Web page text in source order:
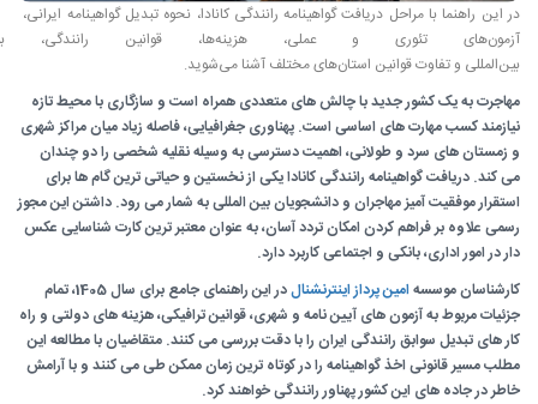
در این راهنما با مراحل دریافت گواهینامه رانندگی کانادا، نحوه تبدیل گواهینامه ایرانی،
آزمون‌های تئوری و عملی، هزینه‌ها،
بین‌المللی و تفاوت قوانین استان‌های مختلف آشنا می‌شوید.
مهاجرت به یک کشور جدید با چالش های متعددی همراه است و سازگاری با محیط تازه
نیازمند کسب مهارت های اساسی است. پهناوری جغرافیایی، فاصله زیاد میان مراکز شهری
و زمستان های سرد و طولانی، اهمیت دسترسی به وسیله نقلیه شخصی را دو چندان
می کند. دریافت گواهینامه رانندگی کانادا یکی از نخستین و حیاتی ترین گام ها برای
استقرار موفقیت آمیز مهاجران و دانشجویان بین المللی به شمار می رود. داشتن این مجوز
رسمی علاوه بر فراهم کردن امکان تردد آسان، به عنوان معتبر ترین کارت شناسایی عکس
دار در امور اداری، بانکی و اجتماعی کاربرد دارد.
کارشناسان موسسه امین پرداز اینترنشنال
در این راهنمای جامع برای سال 1405، تمام
جزئیات مربوط به آزمون های آیین نامه و شهری، قوانین ترافیکی، هزینه های دولتی و راه
کار های تبدیل سوابق رانندگی ایران را با دقت بررسی می کنند. متقاضیان با مطالعه این
مطلب مسیر قانونی اخذ گواهینامه را در کوتاه ترین زمان ممکن طی می کنند و با آرامش
خاطر در جاده های این کشور پهناور رانندگی خواهند کرد.